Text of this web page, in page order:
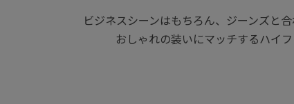
ビジネスシーンはもちろん、ジーンズと
おしゃれの装いにマッチするハイフ